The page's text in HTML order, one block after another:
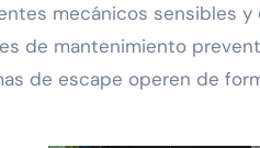
mecánicos sensibles
de mantenimiento
de escape operen de